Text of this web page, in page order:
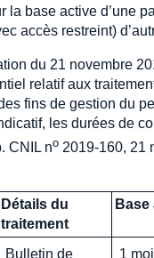
la base active d’une
accès restreint)
du 21 novembre
relatif aux
fins de gestion du
les durées de
CNIL no 2019-160, 21
Détails du
traitement
Base
Bulletin de
1